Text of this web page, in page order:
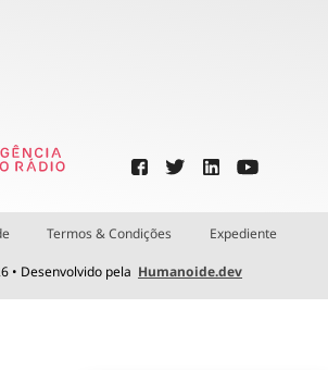
Termos & Condições Expediente
• Desenvolvido pela Humanoide.dev